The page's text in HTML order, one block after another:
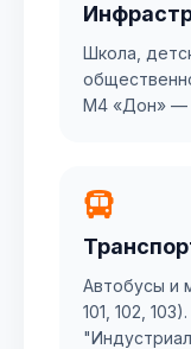
Школа,
М4 «Дон» —
Автобусы и
101, 102,